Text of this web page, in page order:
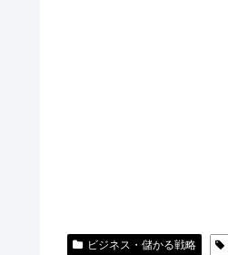
ビジネス・儲かる戦略